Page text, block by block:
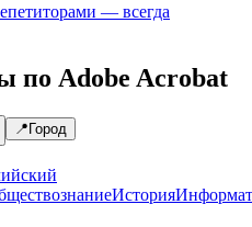
— всегда
по Adobe Acrobat
📍Город
История